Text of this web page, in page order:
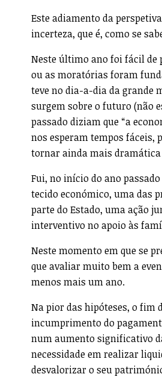
Este adiamento da
incerteza, que é, como se
Neste último ano foi fácil de
ou as moratórias foram
teve no dia-a-dia da grande
surgem sobre o futuro (não
passado diziam que “a
nos esperam tempos fáceis,
tornar ainda mais
Fui, no início do ano
tecido económico, uma das
parte do Estado, uma ação
interventivo no apoio às
Neste momento em que se
que avaliar muito bem a
menos mais um ano.
Na pior das hipóteses, o fim
incumprimento do
num aumento significativo
necessidade em realizar
desvalorizar o seu